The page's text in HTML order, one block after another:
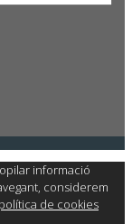
informació
considerem
de cookies